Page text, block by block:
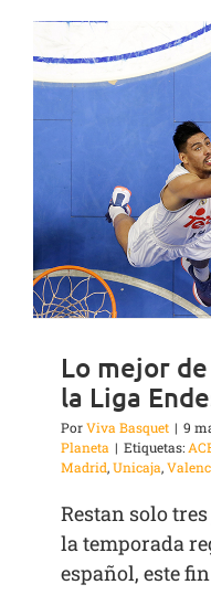
Lo mejor
la Liga
PorViva Basquet | 9
Planeta | Etiquetas:
Madrid,Unicaja,
Restan solo
la temporada
español, este